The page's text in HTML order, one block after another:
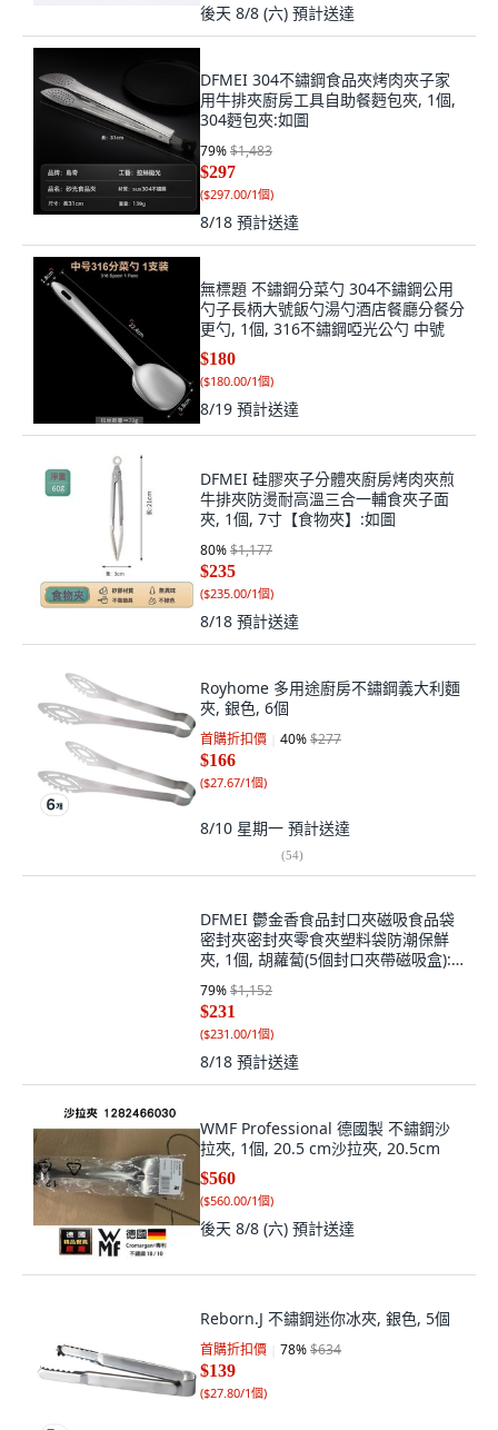
後天 8/8 (六) 預計送達
DFMEI 304不鏽鋼食品夾烤肉夾子家
用牛排夾廚房工具自助餐麪包夾, 1個,
304麪包夾:如圖
79%$1,483
$297
($297.00/1個)
8/18 預計送達
無標題 不鏽鋼分菜勺 304不鏽鋼公用
勺子長柄大號飯勺湯勺酒店餐廳分餐分
更勺, 1個, 316不鏽鋼啞光公勺 中號
$180
($180.00/1個)
8/19 預計送達
DFMEI 硅膠夾子分體夾廚房烤肉夾煎
牛排夾防燙耐高溫三合一輔食夾子面
夾, 1個, 7寸【食物夾】:如圖
80%$1,177
$235
($235.00/1個)
8/18 預計送達
Royhome 多用途廚房不鏽鋼義大利麵
夾, 銀色, 6個
首購折扣價 40%$277
$166
($27.67/1個)
8/10 星期一 預計送達
(54)
DFMEI 鬱金香食品封口夾磁吸食品袋
密封夾密封夾零食夾塑料袋防潮保鮮
夾, 1個, 胡蘿蔔(5個封口夾帶磁吸盒):
79%$1,152
$231
($231.00/1個)
8/18 預計送達
WMF Professional 德國製 不鏽鋼沙
拉夾, 1個, 20.5 cm沙拉夾, 20.5cm
$560
($560.00/1個)
後天 8/8 (六) 預計送達
Reborn.J 不鏽鋼迷你冰夾, 銀色, 5個
首購折扣價 78%$634
$139
($27.80/1個)